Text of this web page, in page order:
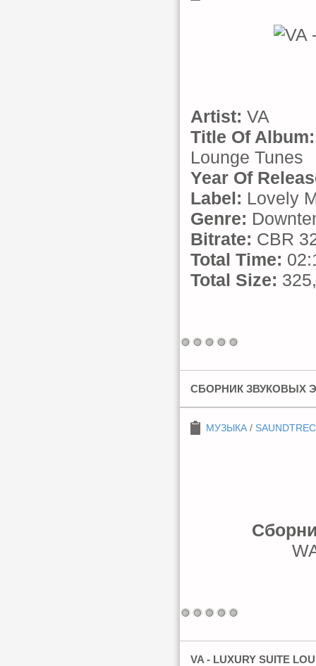
Artist: VA
Title Of Album:
Lounge Tunes
Year Of
Label: Lovely
Genre:
Bitrate: CBR
Total Time:
Total Size:
СБОРНИК ЗВУКОВЫХ
МУЗЫКА /
VA - LUXURY SUITE